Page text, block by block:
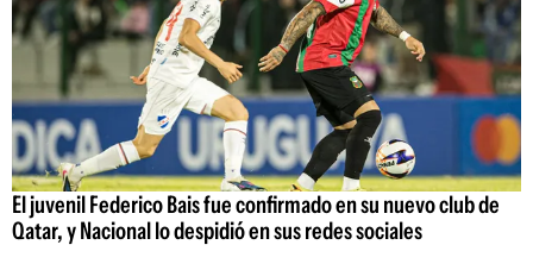
El juvenil Federico Bais fue confirmado en su nuevo club de
Qatar, y Nacional lo despidió en sus redes sociales